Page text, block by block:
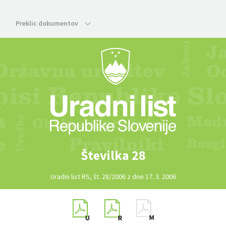
Preklic dokumentov
Številka 28
Uradni list RS, št. 28/2006 z dne 17. 3. 2006